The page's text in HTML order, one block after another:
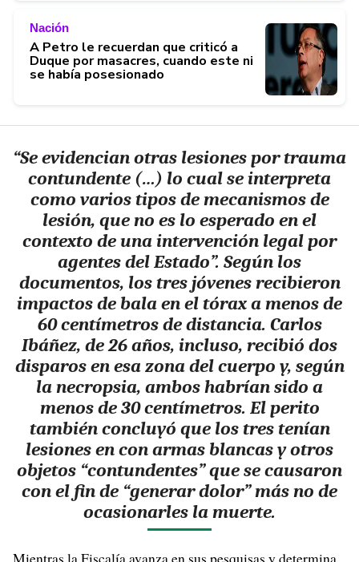
Nación
A Petro le recuerdan que criticó a
Duque por masacres, cuando este ni
se había posesionado
“Se evidencian otras lesiones por trauma
contundente (…) lo cual se interpreta
como varios tipos de mecanismos de
lesión, que no es lo esperado en el
contexto de una intervención legal por
agentes del Estado”. Según los
documentos, los tres jóvenes recibieron
impactos de bala en el tórax a menos de
60 centímetros de distancia. Carlos
Ibáñez, de 26 años, incluso, recibió dos
disparos en esa zona del cuerpo y, según
la necropsia, ambos habrían sido a
menos de 30 centímetros. El perito
también concluyó que los tres tenían
lesiones en con armas blancas y otros
objetos “contundentes” quese causaron
con el fin de “generar dolor” más no de
ocasionarles la muerte.
Mientras la Fiscalía avanza en sus pesquisas y determina